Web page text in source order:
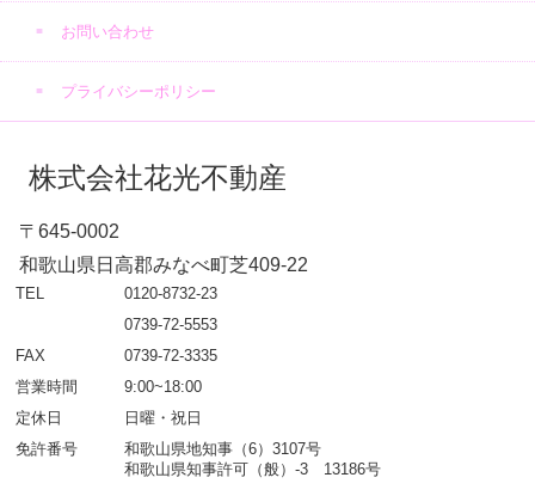
お問い合わせ
プライバシーポリシー
株式会社花光不動産
〒645-0002
和歌山県日高郡みなべ町芝409-22
TEL
0120-8732-23
0739-72-5553
FAX
0739-72-3335
営業時間
9:00~18:00
定休日
日曜・祝日
免許番号
和歌山県地知事（6）3107号
和歌山県知事許可（般）-3 13186号